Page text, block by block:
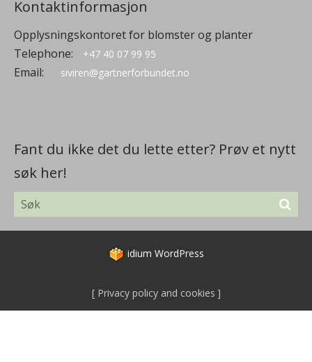
Kontaktinformasjon
Opplysningskontoret for blomster og planter
Telephone:
+47 40 07 99 95
Email: siviren@gartnerforbundet.no
Fant du ikke det du lette etter? Prøv et nytt
søk her!
idium WordPress
Privacy policy and cookies